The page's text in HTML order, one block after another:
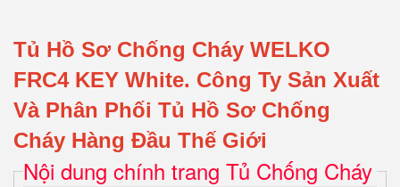
Tủ Hồ Sơ Chống Cháy WELKO
FRC4 KEY White. Công Ty Sản Xuất
Và Phân Phối Tủ Hồ Sơ Chống
Cháy Hàng Đầu Thế Giới
Nội dung chính trang Tủ Chống Cháy